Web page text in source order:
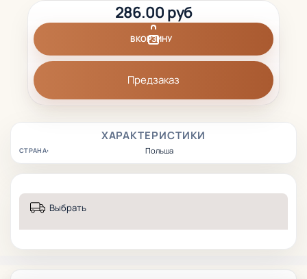
ХАРАКТЕРИСТИКИ
СТРАНА: Польша
286.00 руб
В КОРЗИНУ
Предзаказ
Выбрать